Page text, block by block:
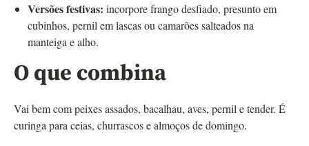
Versões festivas: incorpore frango desfiado, presunto em
cubinhos, pernil em lascas ou camarões salteados na
manteiga e alho.
O que combina
Vai bem com peixes assados, bacalhau, aves, pernil e tender. É
curinga para ceias, churrascos e almoços de domingo.